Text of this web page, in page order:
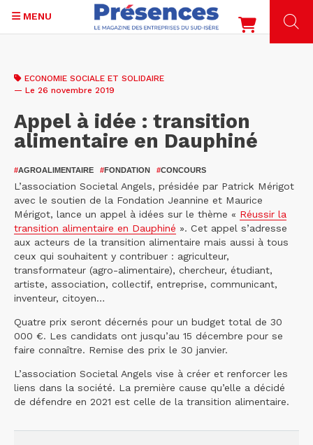
contenu
MENU
ECONOMIE SOCIALE ET SOLIDAIRE
— Le 26 novembre 2019
Appel à idée : transition
alimentaire en Dauphiné
#AGROALIMENTAIRE #FONDATION #CONCOURS
L’association Societal Angels, présidée par Patrick Mérigot
avec le soutien de la Fondation Jeannine et Maurice
Mérigot, lance un appel à idées sur le thème « Réussir la
transition alimentaire en Dauphiné ». Cet appel s’adresse
aux acteurs de la transition alimentaire mais aussi à tous
ceux qui souhaitent y contribuer : agriculteur,
transformateur (agro-alimentaire), chercheur, étudiant,
artiste, association, collectif, entreprise, communicant,
inventeur, citoyen…
Quatre prix seront décernés pour un budget total de 30
000 €. Les candidats ont jusqu’au 15 décembre pour se
faire connaître. Remise des prix le 30 janvier.
L’association Societal Angels vise à créer et renforcer les
liens dans la société. La première cause qu’elle a décidé
de défendre en 2021 est celle de la transition alimentaire.